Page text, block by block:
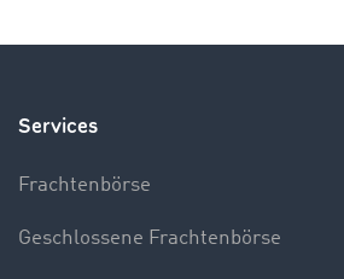
Services
Frachtenbörse
Geschlossene Frachtenbörse